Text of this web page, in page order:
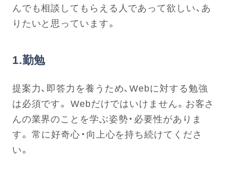
んでも相談してもらえる人であって欲しい、あ
りたいと思っています。
1.勤勉
提案力、即答力を養うため、Webに対する勉強
は必須です。 Webだけではいけません。お客さ
んの業界のことを学ぶ姿勢・必要性がありま
す。 常に好奇心・向上心を持ち続けてくださ
い。